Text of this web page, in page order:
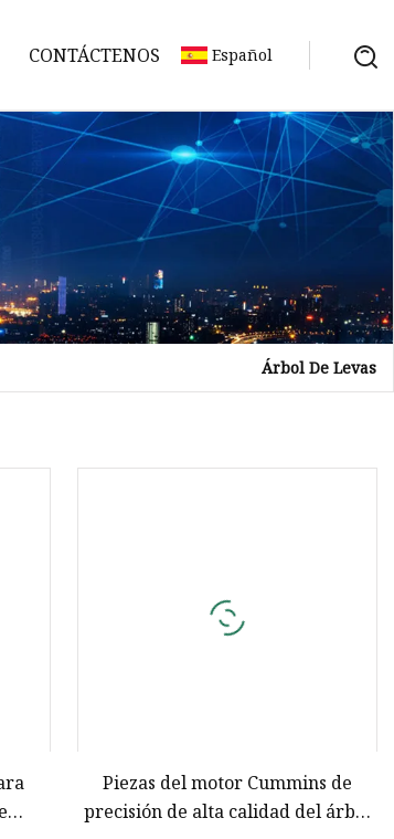
CONTÁCTENOS Español
Árbol De Levas
Piezas del motor Cummins de
precisión de alta calidad del árbol